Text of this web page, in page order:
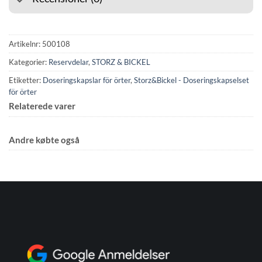
Artikelnr: 500108
Kategorier: Reservdelar, STORZ & BICKEL
Etiketter: Doseringskapslar för örter, Storz&Bickel - Doseringskapselset
för örter
Relaterede varer
Andre købte også